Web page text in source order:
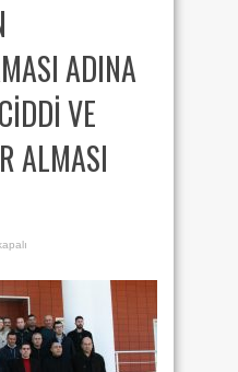
ADINA
VE
ALMASI